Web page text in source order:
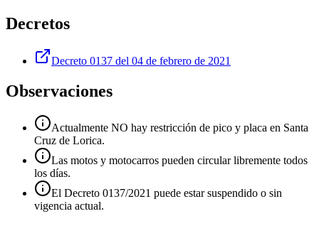
Decretos
Decreto 0137 del 04 de febrero de 2021
Observaciones
Actualmente NO hay restricción de pico y placa en Santa
Cruz de Lorica.
Las motos y motocarros pueden circular libremente todos
los días.
El Decreto 0137/2021 puede estar suspendido o sin
vigencia actual.